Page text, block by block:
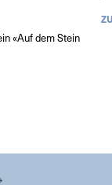
«Auf dem Stein